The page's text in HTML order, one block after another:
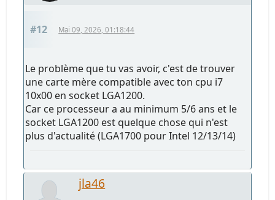
#12 Mai 09, 2026, 01:18:44
Le problème que tu vas avoir, c'est de trouver
une carte mère compatible avec ton cpu i7
10x00 en socket LGA1200.
Car ce processeur a au minimum 5/6 ans et le
socket LGA1200 est quelque chose qui n'est
plus d'actualité (LGA1700 pour Intel 12/13/14)
jla46